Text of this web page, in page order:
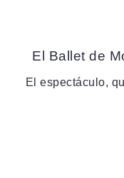
El Ballet de
El espectáculo,